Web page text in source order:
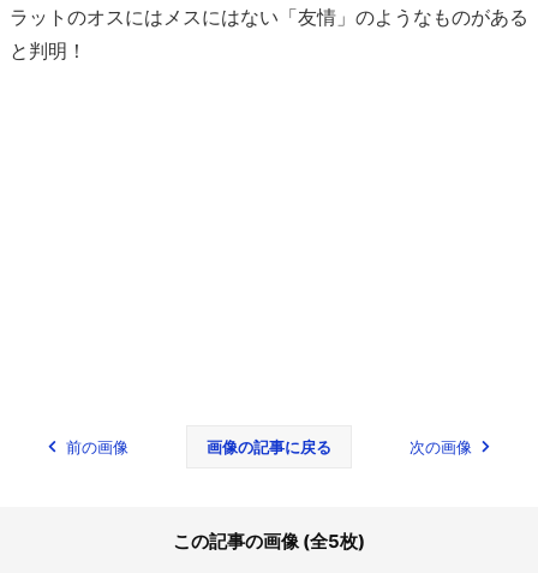
ラットのオスにはメスにはない「友情」のようなものがある
と判明！
前の画像 画像の記事に戻る 次の画像
この記事の画像 (全5枚)